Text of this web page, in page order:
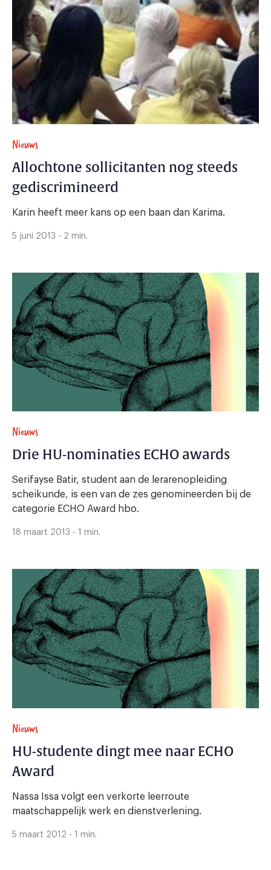
Nieuws
Allochtone sollicitanten nog steeds
gediscrimineerd
Karin heeft meer kans op een baan dan Karima.
5 juni 2013 - 2 min.
Nieuws
Drie HU-nominaties ECHO awards
Serifayse Batir, student aan de lerarenopleiding
scheikunde, is een van de zes genomineerden bij de
categorie ECHO Award hbo.
18 maart 2013 - 1 min.
Nieuws
HU-studente dingt mee naar ECHO
Award
Nassa Issa volgt een verkorte leerroute
maatschappelijk werk en dienstverlening.
5 maart 2012 - 1 min.